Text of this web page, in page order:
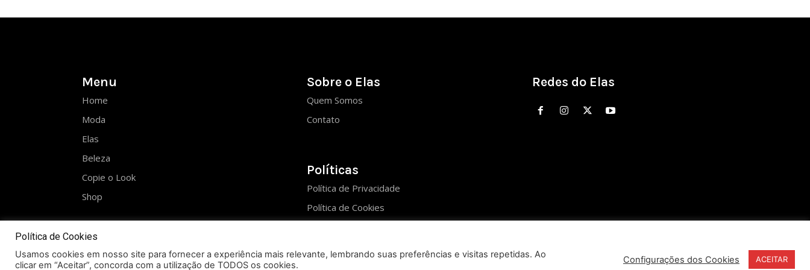
Menu
Home
Moda
Elas
Beleza
Copie o Look
Shop
Sobre o Elas
Quem Somos
Contato
Políticas
Política de Privacidade
Política de Cookies
Redes do Elas
Política de Cookies
Usamos cookies em nosso site para fornecer a experiência mais relevante, lembrando suas preferências e visitas repetidas. Ao
clicar em “Aceitar”, concorda com a utilização de TODOS os cookies.
Configurações dos Cookies ACEITAR